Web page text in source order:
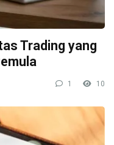
Trading yang
1 10